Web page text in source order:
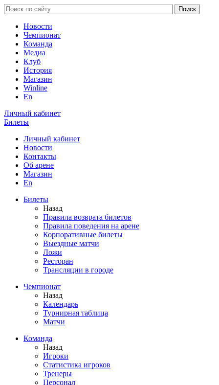
Новости
Чемпионат
Команда
Медиа
Клуб
История
Магазин
Winline
En
Личный кабинет
Билеты
Личный кабинет
Новости
Контакты
Об арене
Магазин
En
Билеты
Назад
Правила возврата билетов
Правила поведения на арене
Корпоративные билеты
Выездные матчи
Ложи
Ресторан
Трансляции в городе
Чемпионат
Назад
Календарь
Турнирная таблица
Матчи
Команда
Назад
Игроки
Статистика игроков
Тренеры
Персонал